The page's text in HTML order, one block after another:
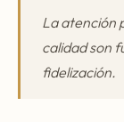
La atención
calidad son
fidelización.